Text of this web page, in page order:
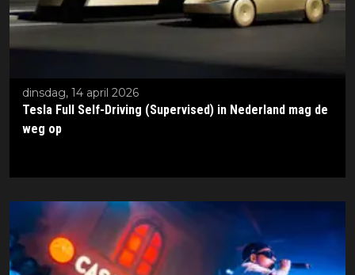
Tesla Full Self-Driving (Supervised) in Nederland mag de
weg op
dinsdag, 14 april 2026